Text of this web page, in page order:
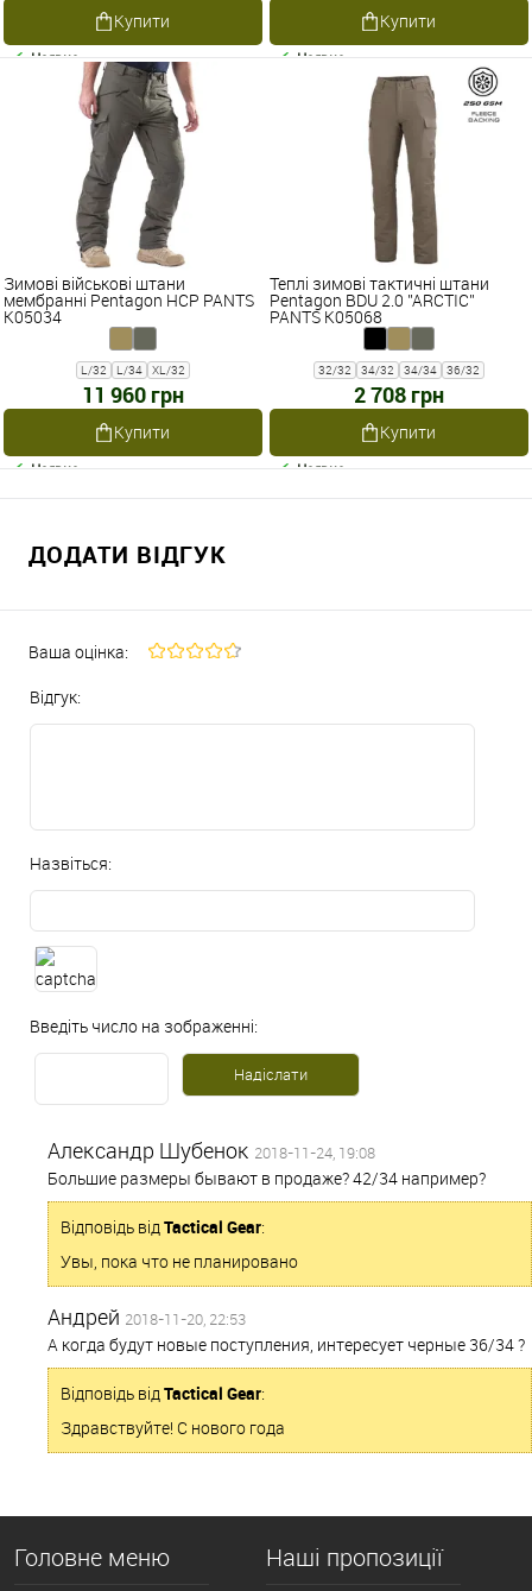
Купити
Наявне
Купити
Наявне
Зимові військові штани
мембранні Pentagon HCP PANTS
K05034
L/32 L/34 XL/32
11 960 грн
Купити
Наявне
Теплі зимові тактичні штани
Pentagon BDU 2.0 ''ARCTIC''
PANTS K05068
32/32 34/32 34/34 36/32
2 708 грн
Купити
Наявне
ДОДАТИ ВІДГУК
Ваша оцінка:
Відгук:
Назвіться:
Введіть число на зображенні:
Александр Шубенок 2018-11-24, 19:08
Большие размеры бывают в продаже? 42/34 например?
Відповідь відTactical Gear:
Увы, пока что не планировано
Андрей 2018-11-20, 22:53
А когда будут новые поступления, интересует черные 36/34 ?
Відповідь відTactical Gear:
Здравствуйте! С нового года
Головне меню Наші пропозиції